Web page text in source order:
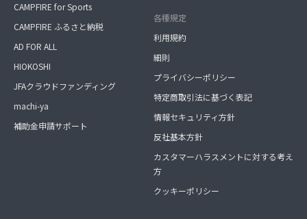
CAMPFIRE for Sports
CAMPFIRE ふるさと納税
AD FOR ALL
HIOKOSHI
JFAクラウドファンディング
machi-ya
補助金申請サポート
各種規定
利用規約
細則
プライバシーポリシー
特定商取引法に基づく表記
情報セキュリティ方針
反社基本方針
カスタマーハラスメントに対する考え
方
クッキーポリシー